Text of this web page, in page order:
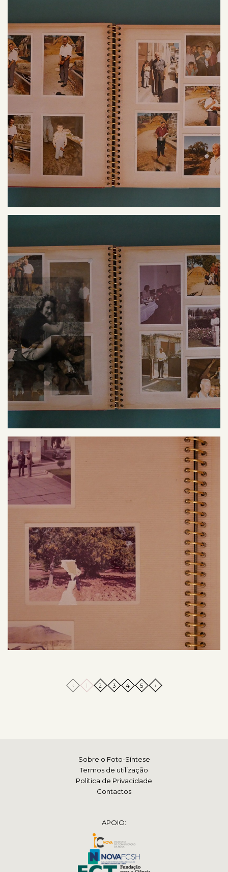
‹ 1 2 3 4 5 ›
Sobre o Foto-Síntese
Termos de utilização
Política de Privacidade
Contactos
APOIO: